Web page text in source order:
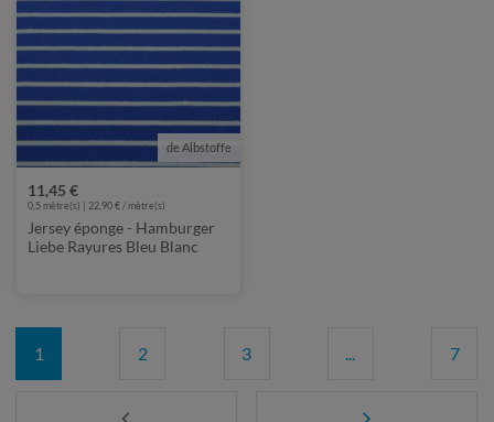
de Albstoffe
11,45 €
0,5 mètre(s) | 22,90 € / mètre(s)
Jersey éponge - Hamburger
Liebe Rayures Bleu Blanc
1 2 3 ... 7